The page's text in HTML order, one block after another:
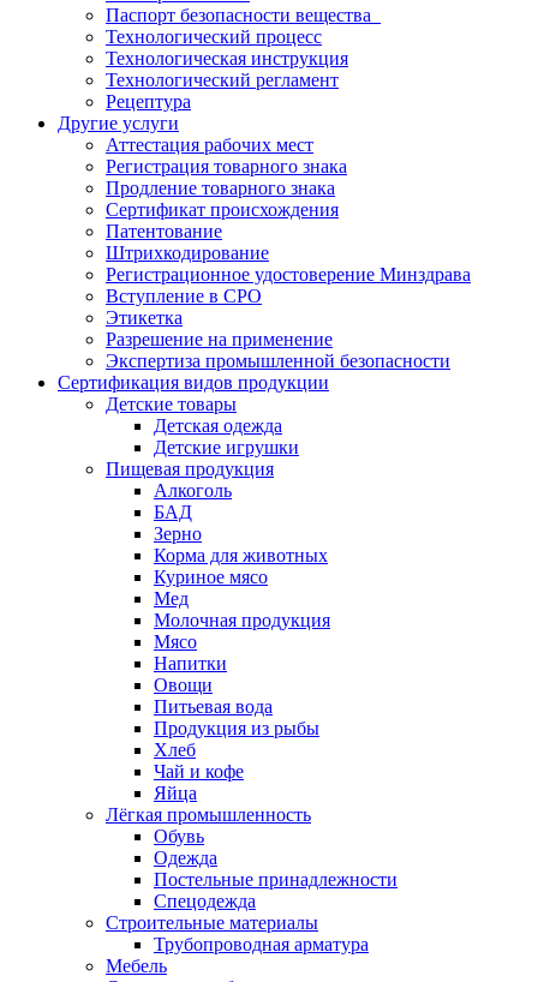
Паспорт безопасности вещества
Технологический процесс
Технологическая инструкция
Технологический регламент
Рецептура
Другие услуги
Аттестация рабочих мест
Регистрация товарного знака
Продление товарного знака
Сертификат происхождения
Патентование
Штрихкодирование
Регистрационное удостоверение Минздрава
Вступление в СРО
Этикетка
Разрешение на применение
Экспертиза промышленной безопасности
Сертификация видов продукции
Детские товары
Детская одежда
Детские игрушки
Пищевая продукция
Алкоголь
БАД
Зерно
Корма для животных
Куриное мясо
Мед
Молочная продукция
Мясо
Напитки
Овощи
Питьевая вода
Продукция из рыбы
Хлеб
Чай и кофе
Яйца
Лёгкая промышленность
Обувь
Одежда
Постельные принадлежности
Спецодежда
Строительные материалы
Трубопроводная арматура
Мебель